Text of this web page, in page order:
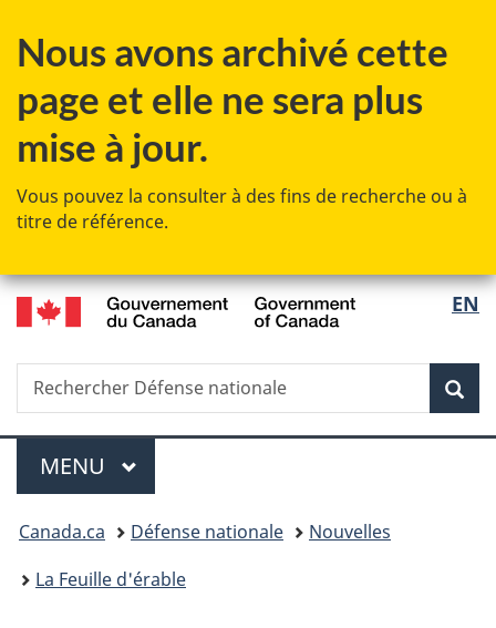
au
principal
à
Au
»
à
version
Nous avons archivé cette
page et elle ne sera plus
mise à jour.
Vous pouvez la consulter à des fins de recherche ou à
titre de référence.
de
la
EN
Recherche
Rechercher
Défense
Menu
MENU PRINCIPAL
Vous
êtes
Canada.ca Défense nationale
Nouvelles
La Feuille d'érable